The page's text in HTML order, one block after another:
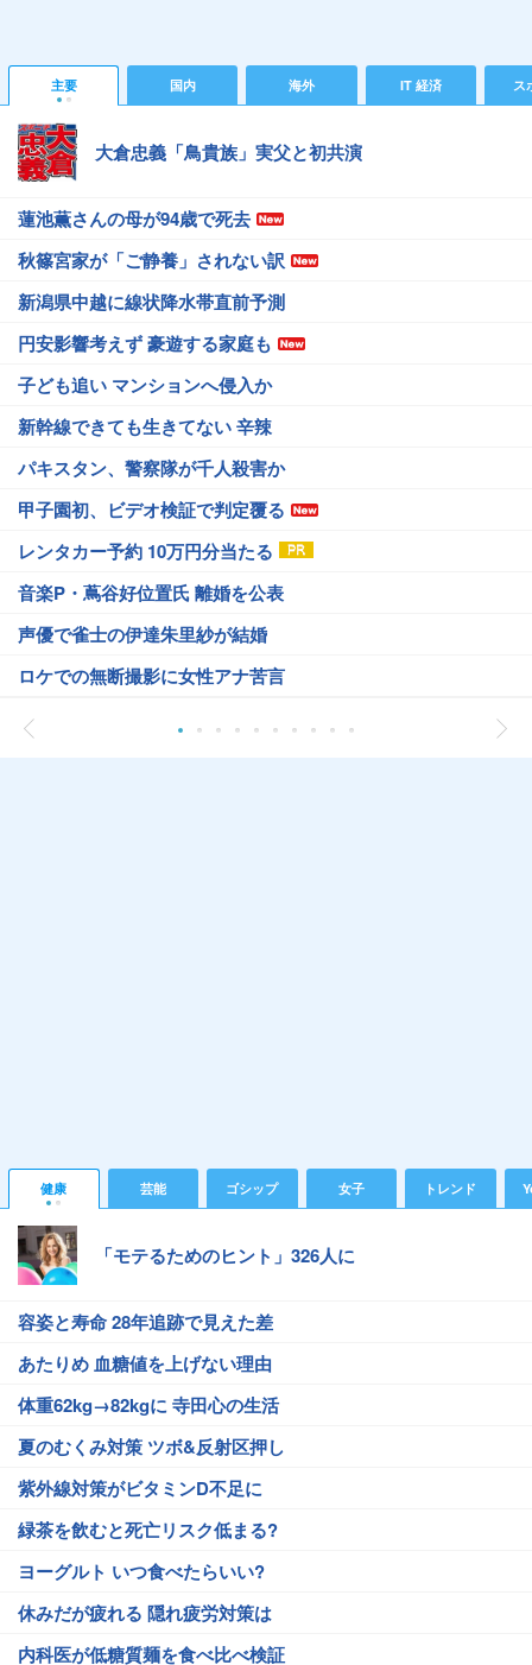
主要 国内 海外 IT 経済 ス
大倉忠義「鳥貴族」実父と初共演
蓮池薫さんの母が94歳で死去
秋篠宮家が「ご静養」されない訳
新潟県中越に線状降水帯直前予測
円安影響考えず 豪遊する家庭も
子ども追い マンションへ侵入か
新幹線できても生きてない 辛辣
パキスタン、警察隊が千人殺害か
甲子園初、ビデオ検証で判定覆る
レンタカー予約 10万円分当たる
音楽P・蔦谷好位置氏 離婚を公表
声優で雀士の伊達朱里紗が結婚
ロケでの無断撮影に女性アナ苦言
健康 芸能 ゴシップ 女子 トレンド
「モテるためのヒント」326人に
容姿と寿命 28年追跡で見えた差
あたりめ 血糖値を上げない理由
体重62kg→82kgに 寺田心の生活
夏のむくみ対策 ツボ&反射区押し
紫外線対策がビタミンD不足に
緑茶を飲むと死亡リスク低まる?
ヨーグルト いつ食べたらいい?
休みだが疲れる 隠れ疲労対策は
内科医が低糖質麺を食べ比べ検証